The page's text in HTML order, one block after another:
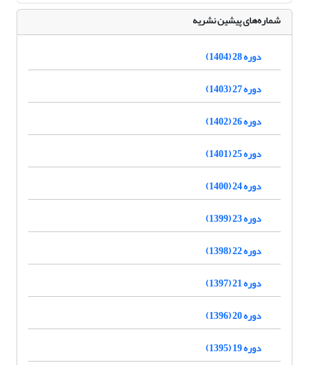
شماره‌های پیشین نشریه
دوره 28 (1404)
دوره 27 (1403)
دوره 26 (1402)
دوره 25 (1401)
دوره 24 (1400)
دوره 23 (1399)
دوره 22 (1398)
دوره 21 (1397)
دوره 20 (1396)
دوره 19 (1395)